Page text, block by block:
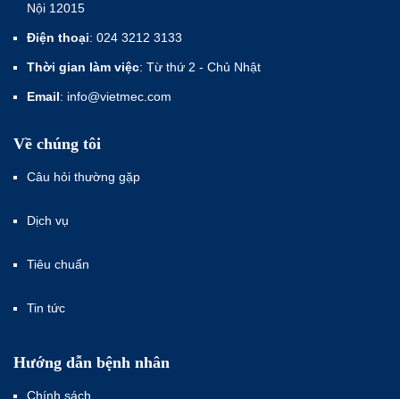
Nội 12015
Điện thoại: 024 3212 3133
Thời gian làm việc: Từ thứ 2 - Chủ Nhật
Email: info@vietmec.com
Về chúng tôi
Câu hỏi thường gặp
Dịch vụ
Tiêu chuẩn
Tin tức
Hướng dẫn bệnh nhân
Chính sách